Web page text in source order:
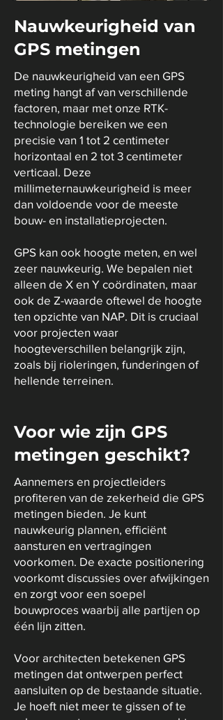
Nauwkeurigheid van
GPS metingen
De nauwkeurigheid van een GPS
meting hangt af van verschillende
factoren, maar met onze RTK-
technologie bereiken we een
precisie van 1 tot 2 centimeter
horizontaal en 2 tot 3 centimeter
verticaal. Deze
millimeternauwkeurigheid is meer
dan voldoende voor de meeste
bouw- en installatieprojecten.
GPS kan ook hoogte meten, en wel
zeer nauwkeurig. We bepalen niet
alleen de X en Y coördinaten, maar
ook de Z-waarde oftewel de hoogte
ten opzichte van NAP. Dit is cruciaal
voor projecten waar
hoogteverschillen belangrijk zijn,
zoals bij rioleringen, funderingen of
hellende terreinen.
Voor wie zijn GPS
metingen geschikt?
Aannemers en projectleiders
profiteren van de zekerheid die GPS
metingen bieden. Je kunt
nauwkeurig plannen, efficiënt
aansturen en vertragingen
voorkomen. De exacte positionering
voorkomt discussies over afwijkingen
en zorgt voor een soepel
bouwproces waarbij alle partijen op
één lijn zitten.
Voor architecten betekenen GPS
metingen dat ontwerpen perfect
aansluiten op de bestaande situatie.
Je hoeft niet meer te gissen of te